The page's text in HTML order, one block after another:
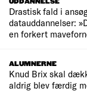
Drastisk fald i
datauddannelser:
en forkert
ALUMNERNE
Knud Brix skal
aldrig blev færdig